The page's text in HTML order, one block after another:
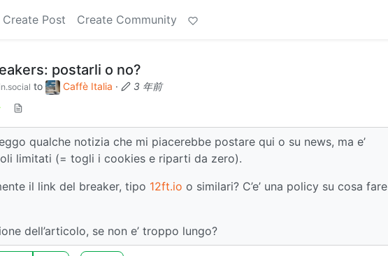
Create Post Create Community
postarli o no?
to Caffè Italia ·
3 年前
qualche notizia che mi piacerebbe postare qui o su news, ma e’
limitati (= togli i cookies e riparti da zero).
il link del breaker, tipo 12ft.io o similari? C’e’ una policy su cosa fare
dell’articolo, se non e’ troppo lungo?